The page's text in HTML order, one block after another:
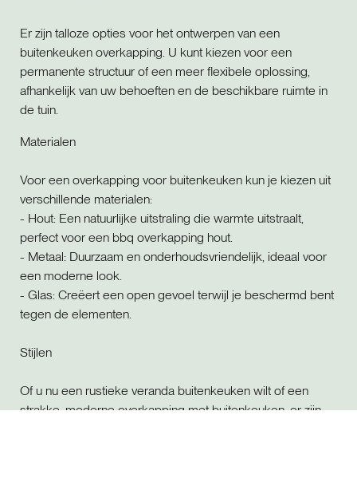
Er zijn talloze opties voor het ontwerpen van een
buitenkeuken overkapping. U kunt kiezen voor een
permanente structuur of een meer flexibele oplossing,
afhankelijk van uw behoeften en de beschikbare ruimte in
de tuin.
Materialen
Voor een overkapping voor buitenkeuken kun je kiezen uit
verschillende materialen:
- Hout: Een natuurlijke uitstraling die warmte uitstraalt,
perfect voor een bbq overkapping hout.
- Metaal: Duurzaam en onderhoudsvriendelijk, ideaal voor
een moderne look.
- Glas: Creëert een open gevoel terwijl je beschermd bent
tegen de elementen.
Stijlen
Of u nu een rustieke veranda buitenkeuken wilt of een
strakke, moderne overkapping met buitenkeuken, er zijn